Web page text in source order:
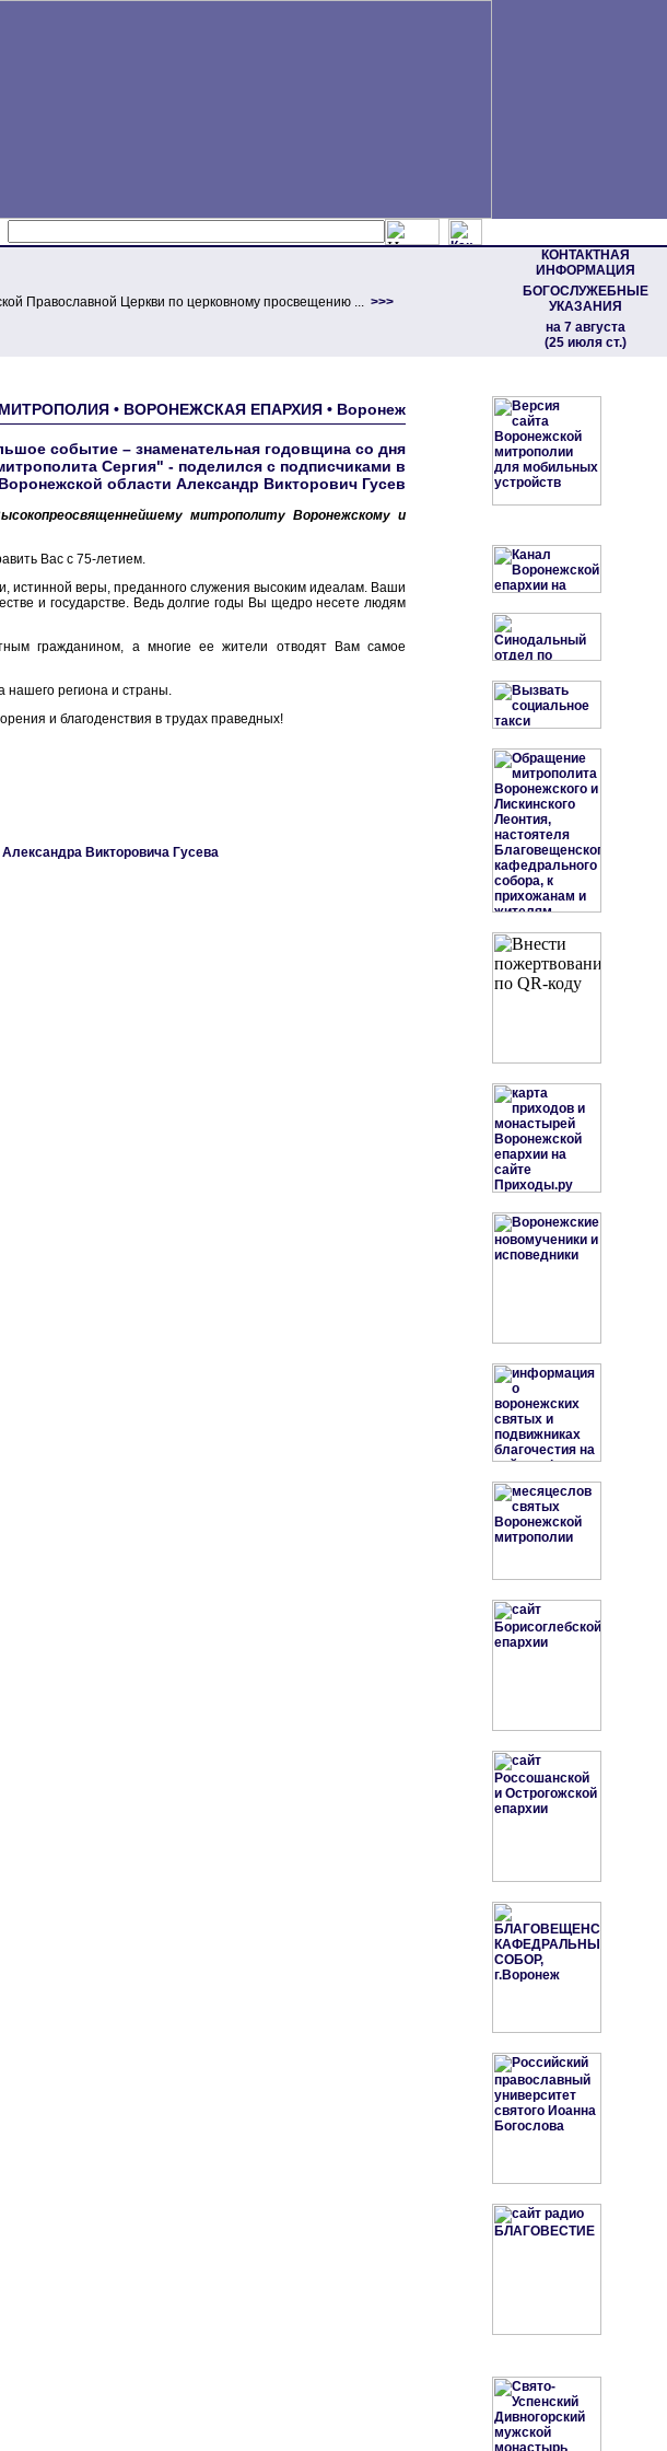
КОНТАКТНАЯ
ИНФОРМАЦИЯ
БОГОСЛУЖЕБНЫЕ
УКАЗАНИЯ
на 7 августа
(25 июля ст.)
Православной Церкви по церковному просвещению ... >>>
МИТРОПОЛИЯ • ВОРОНЕЖСКАЯ ЕПАРХИЯ • Воронеж
событие – знаменательная годовщина со дня
Сергия" - поделился с подписчиками в
области Александр Викторович Гусев
митрополиту Воронежскому и
Вас с 75-летием.
истинной веры, преданного служения высоким идеалам. Ваши
и государстве. Ведь долгие годы Вы щедро несете людям
гражданином, а многие ее жители отводят Вам самое
нашего региона и страны.
и благоденствия в трудах праведных!
Викторовича Гусева